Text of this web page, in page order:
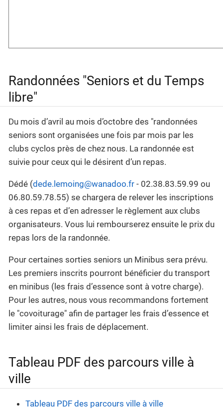
Randonnées "Seniors et du Temps
libre"
Du mois d’avril au mois d’octobre des "randonnées
seniors sont organisées une fois par mois par les
clubs cyclos près de chez nous. La randonnée est
suivie pour ceux qui le désirent d’un repas.
Dédé (dede.lemoing@wanadoo.fr - 02.38.83.59.99 ou
06.80.59.78.55) se chargera de relever les inscriptions
à ces repas et d’en adresser le règlement aux clubs
organisateurs. Vous lui rembourserez ensuite le prix du
repas lors de la randonnée.
Pour certaines sorties seniors un Minibus sera prévu.
Les premiers inscrits pourront bénéficier du transport
en minibus (les frais d’essence sont à votre charge).
Pour les autres, nous vous recommandons fortement
le "covoiturage" afin de partager les frais d’essence et
limiter ainsi les frais de déplacement.
Tableau PDF des parcours ville à
ville
Tableau PDF des parcours ville à ville